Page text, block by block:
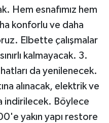
Hem esnafımız hem
konforlu ve daha
Elbette çalışmalar
kalmayacak. 3.
da yenilenecek.
alınacak, elektrik ve
indirilecek. Böylece
yakın yapı restore